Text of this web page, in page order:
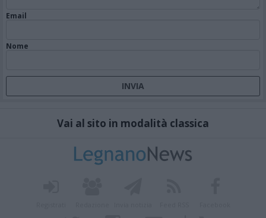
Email
Nome
Vai al sito in modalità classica